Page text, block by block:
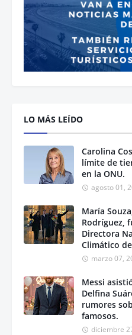
LO MÁS LEÍDO
Carolina
límite de
en la ONU.
agosto 01,
María
Rodríguez,
Directora
Climático
marzo 07,
Messi
Delfina
rumores
famosos.
diciembre